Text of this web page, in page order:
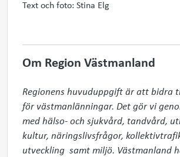
Text och foto: Stina Elg
Om Region Västmanland
Regionens huvuduppgift är att bidra
för västmanlänningar. Det gör vi
med hälso- och sjukvård, tandvård,
kultur, näringslivsfrågor,
utveckling  samt miljö. Västmanland